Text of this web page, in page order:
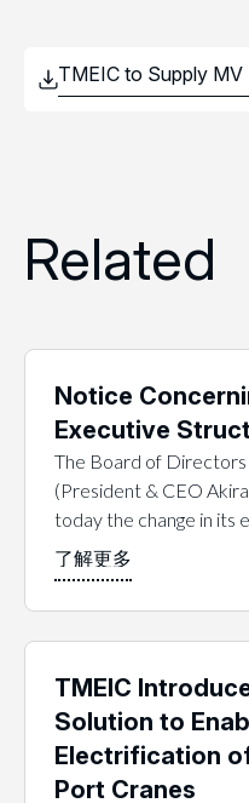
Related
Notice
Executive
The Board of
(President & CEO
today the change in its
TMEIC
Solution to
Electrification
Port Cranes